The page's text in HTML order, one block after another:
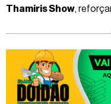
Thamiris Show,